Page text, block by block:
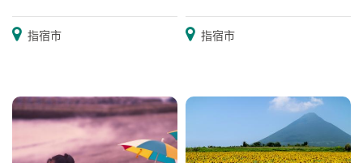
指宿市 指宿市